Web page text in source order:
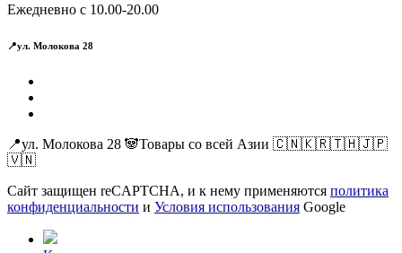
Ежедневно с 10.00-20.00
📍ул. Молокова 28
📍ул. Молокова 28 🐼Товары со всей Азии 🇨🇳🇰🇷🇹🇭🇯🇵
🇻🇳
Сайт защищен reCAPTCHA, и к нему применяются политика
конфиденциальности и Условия использования Google